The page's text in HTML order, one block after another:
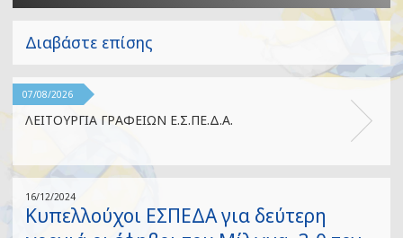
16/12/2024
Κυπελλούχοι ΕΣΠΕΔΑ για δεύτερη
Διαβάστε επίσης
07/08/2026
ΛΕΙΤΟΥΡΓΙΑ ΓΡΑΦΕΙΩΝ Ε.Σ.ΠΕ.Δ.Α.